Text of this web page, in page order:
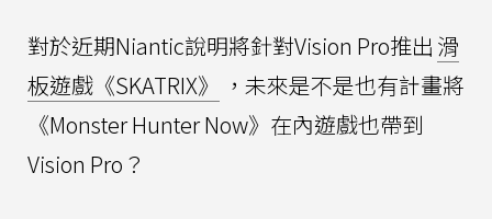
對於近期Niantic說明將針對Vision Pro推出 滑
板遊戲《SKATRIX》
，未來是不是也有計畫將
《Monster Hunter Now》在內遊戲也帶到
Vision Pro？